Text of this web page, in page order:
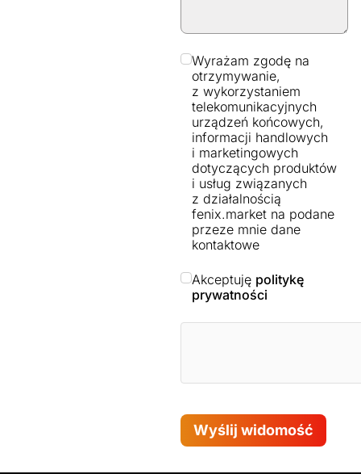
Wyrażam zgodę na
otrzymywanie,
z wykorzystaniem
telekomunikacyjnych
urządzeń końcowych,
informacji handlowych
i marketingowych
dotyczących produktów
i usług związanych
z działalnością
fenix.market na podane
przeze mnie dane
kontaktowe
Akceptuję politykę
prywatności
Wyślij widomość